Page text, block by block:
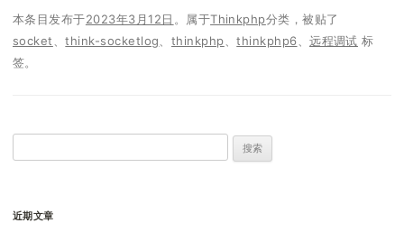
本条目发布于2023年3月12日 。属于Thinkphp分类，被贴了
socket
、think-socketlog thinkphp 、thinkphp6 、远程调试 标
签。
索：
近期文章